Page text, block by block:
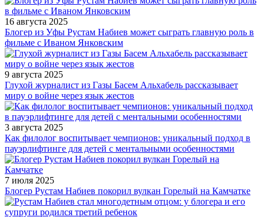
16 августа 2025
Блогер из Уфы Рустам Набиев может сыграть главную роль в
фильме с Иваном Янковским
9 августа 2025
Глухой журналист из Газы Басем Альхабель рассказывает
миру о войне через язык жестов
3 августа 2025
Как филолог воспитывает чемпионов: уникальный подход в
пауэрлифтинге для детей с ментальными особенностями
7 июля 2025
Блогер Рустам Набиев покорил вулкан Горелый на Камчатке